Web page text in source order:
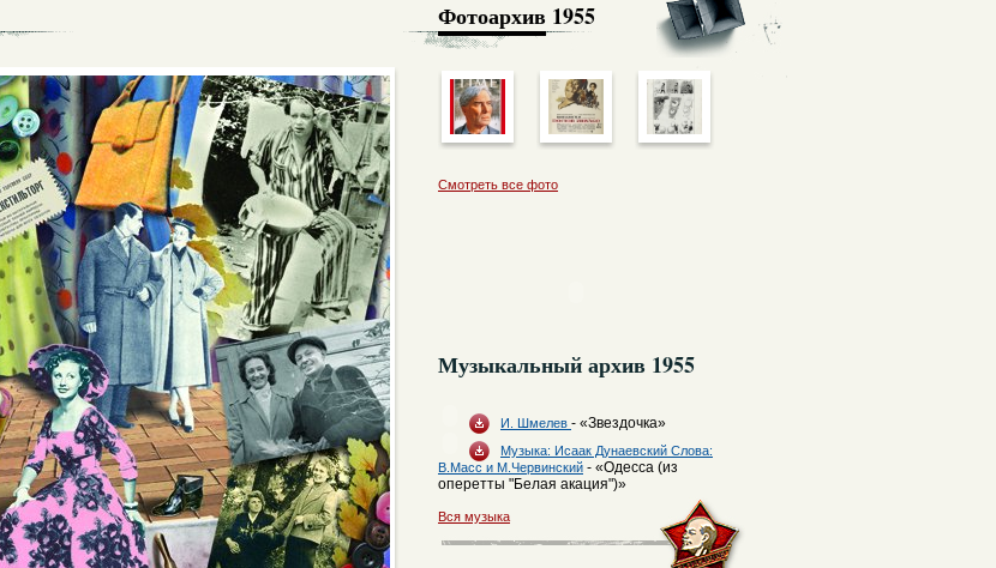
Фотоархив 1955
Смотреть все фото
Музыкальный архив 1955
И. Шмелев - «Звездочка»
Музыка: Исаак Дунаевский Слова:
В.Масс и М.Червинский - «Одесса (из
оперетты "Белая акация")»
Вся музыка